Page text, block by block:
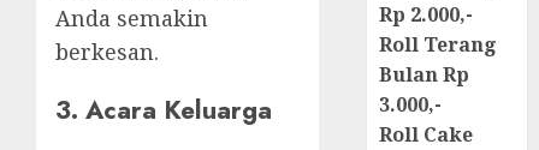
Anda semakin
berkesan.
3. Acara Keluarga
Rp 2.000,-
Roll Terang
Bulan Rp
3.000,-
Roll Cake